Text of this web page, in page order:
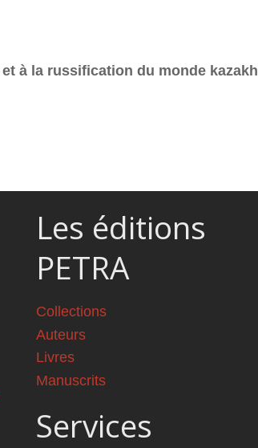
à la russification du monde kazakh
Les éditions
PETRA
Collections
Auteurs
Livres
Manuscrits
Services